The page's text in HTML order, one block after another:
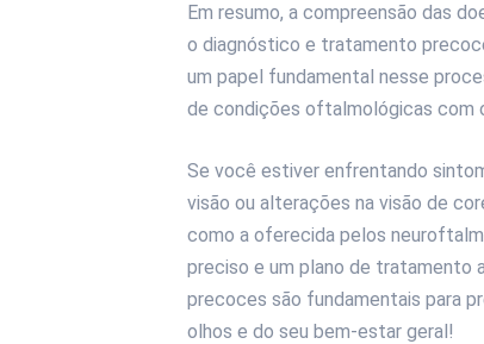
Em resumo, a compreensão das
o diagnóstico e tratamento
um papel fundamental nesse
de condições oftalmológicas com
Se você estiver enfrentando
visão ou alterações na visão de
como a oferecida pelos
preciso e um plano de tratamento
precoces são fundamentais para
olhos e do seu bem-estar geral!